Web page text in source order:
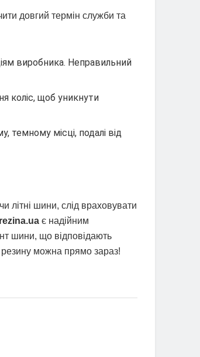
довгий термін служби та
виробника. Неправильний
коліс, щоб уникнути
темному місці, подалі від
літні шини, слід враховувати
rezina.ua є надійним
шини, що відповідають
резину можна прямо зараз!